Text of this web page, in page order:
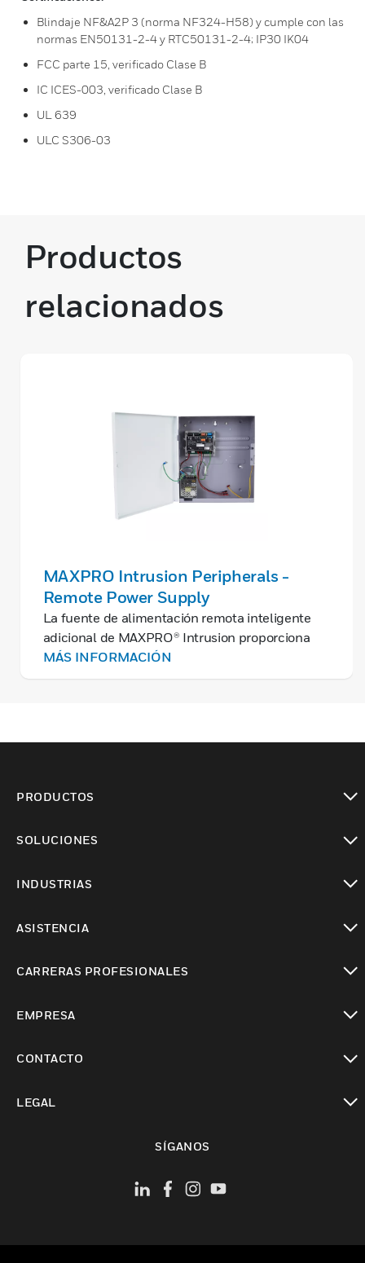
Blindaje NF&A2P 3 (norma NF324-H58) y cumple con las
normas EN50131-2-4 y RTC50131-2-4; IP30 IK04
FCC parte 15, verificado Clase B
IC ICES-003, verificado Clase B
UL 639
ULC S306-03
Productos
relacionados
MAXPRO Intrusion Peripherals -
Remote Power Supply
La fuente de alimentación remota inteligente
adicional de MAXPRO® Intrusion proporciona
salidas de 12 VCC para módulos y periféricos
que necesiten más corriente que la que ofrece
MÁS INFORMACIÓN
PRODUCTOS
SOLUCIONES
INDUSTRIAS
ASISTENCIA
CARRERAS PROFESIONALES
EMPRESA
CONTACTO
LEGAL
SÍGANOS